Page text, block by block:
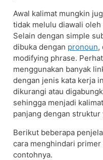
Awal kalimat mungkin
tidak melulu diawali oleh
Selain dengan simple
dibuka dengan pronoun,
modifying phrase.
menggunakan banyak
dengan jenis kata kerja
dikurangi atau
sehingga menjadi
panjang dengan
Berikut beberapa
cara menghindari
contohnya.